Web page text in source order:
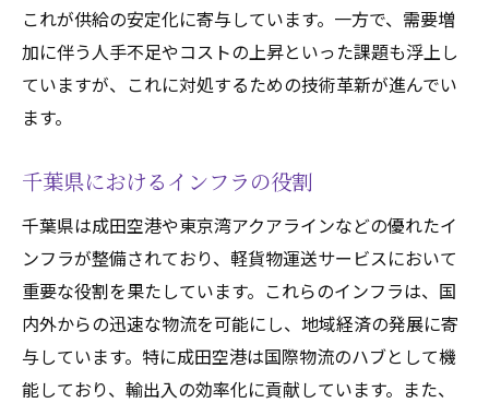
成田空港の物流ハブとしての役割
空港近隣エリアの利便性
国際物流との連携
今後の展望と課題
東京湾アクアラインが支える千葉県の軽貨物運
送
東京湾アクアラインの重要性
物流コスト削減への寄与
渋滞回避と配送効率化
これが供給の安定化に寄与しています。一方で、需要増
加に伴う人手不足やコストの上昇といった課題も浮上し
ていますが、これに対処するための技術革新が進んでい
ます。
千葉県におけるインフラの役割
千葉県は成田空港や東京湾アクアラインなどの優れたイ
ンフラが整備されており、軽貨物運送サービスにおいて
重要な役割を果たしています。これらのインフラは、国
内外からの迅速な物流を可能にし、地域経済の発展に寄
与しています。特に成田空港は国際物流のハブとして機
能しており、輸出入の効率化に貢献しています。また、